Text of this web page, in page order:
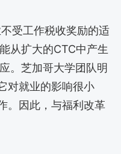
受工作税收奖励的适
从扩大的CTC中产生
。芝加哥大学团队明
对就业的影响很小
。因此，与福利改革